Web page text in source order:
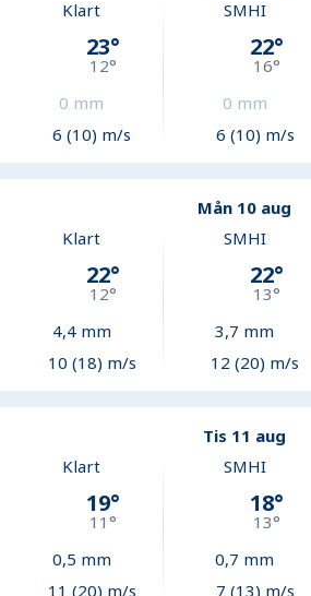
Klart
23°
12°
0 mm
6 (10) m/s
SMHI
22°
16°
0 mm
6 (10) m/s
Mån 10 aug
Klart
22°
12°
4,4mm
10 (18) m/s
SMHI
22°
13°
3,7 mm
12 (20) m/s
Tis 11 aug
Klart
19°
11°
0,5 mm
11 (20) m/s
SMHI
18°
13°
0,7 mm
7 (13) m/s